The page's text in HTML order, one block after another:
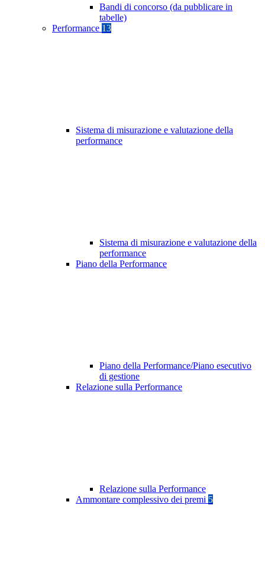
Bandi di concorso (da pubblicare in
tabelle)
Performance 13
Sistema di misurazione e valutazione della
performance
Sistema di misurazione e valutazione della
performance
Piano della Performance
Piano della Performance/Piano esecutivo
di gestione
Relazione sulla Performance
Relazione sulla Performance
Ammontare complessivo dei premi 5